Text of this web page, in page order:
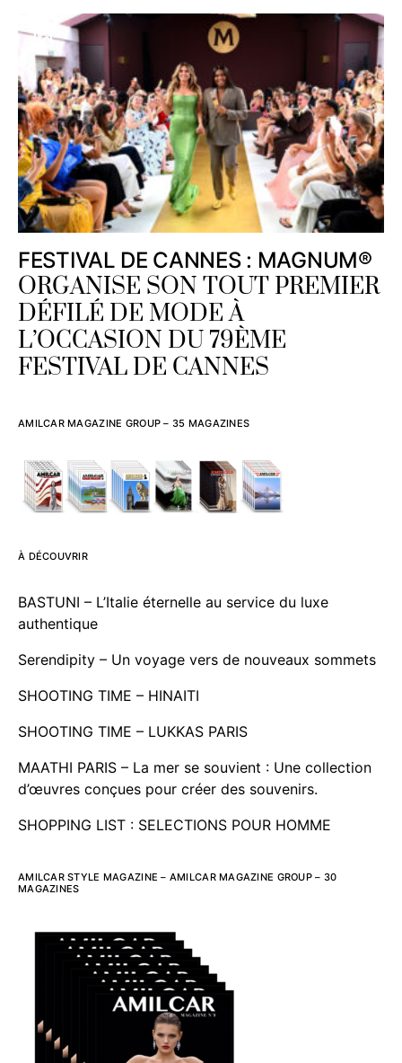
FESTIVAL DE CANNES : MAGNUM®
ORGANISE SON TOUT PREMIER
DÉFILÉ DE MODE À
L’OCCASION DU 79ÈME
FESTIVAL DE CANNES
AMILCAR MAGAZINE GROUP – 35 MAGAZINES
À DÉCOUVRIR
BASTUNI – L’Italie éternelle au service du luxe
authentique
Serendipity – Un voyage vers de nouveaux sommets
SHOOTING TIME – HINAITI
SHOOTING TIME – LUKKAS PARIS
MAATHI PARIS – La mer se souvient : Une collection
d’œuvres conçues pour créer des souvenirs.
SHOPPING LIST : SELECTIONS POUR HOMME
AMILCAR STYLE MAGAZINE – AMILCAR MAGAZINE GROUP – 30
MAGAZINES